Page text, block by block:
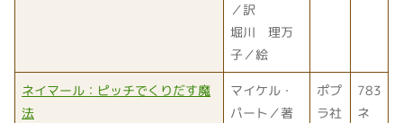
／訳
堀川 理万
子／絵
ネイマール：ピッチでくりだす魔
法
マイケル・
パート／著
ポプ
ラ社
783
ネ